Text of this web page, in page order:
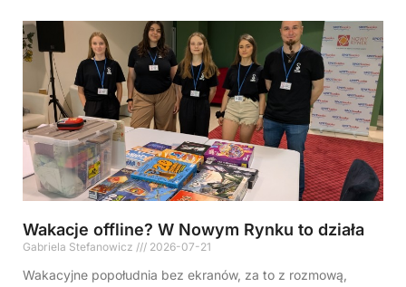
Wakacje offline? W Nowym Rynku to działa
Gabriela Stefanowicz 2026-07-21
Wakacyjne popołudnia bez ekranów, za to z rozmową,